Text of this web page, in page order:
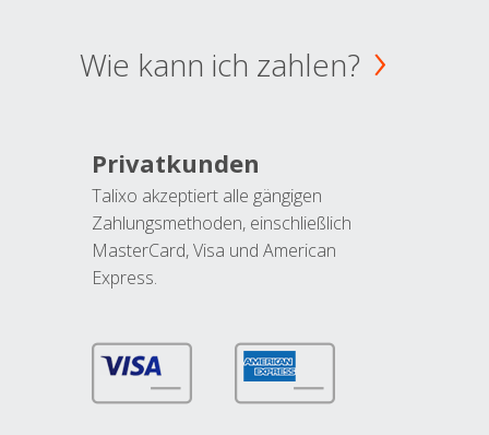
Wie kann ich zahlen?
Privatkunden
Talixo akzeptiert alle gängigen
Zahlungsmethoden, einschließlich
MasterCard, Visa und American
Express.